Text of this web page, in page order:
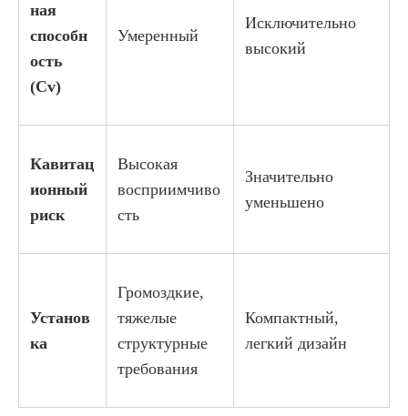
ная
способн
ость
(Cv)
Умеренный
Исключительно
высокий
Кавитац
ионный
риск
Высокая
восприимчиво
сть
Значительно
уменьшено
Установ
ка
Громоздкие,
тяжелые
структурные
требования
Компактный,
легкий дизайн